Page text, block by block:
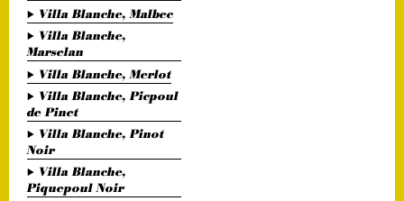
Villa Blanche, Malbec
Villa Blanche,
Marselan
Villa Blanche, Merlot
Villa Blanche, Picpoul
de Pinet
Villa Blanche, Pinot
Noir
Villa Blanche,
Piquepoul Noir